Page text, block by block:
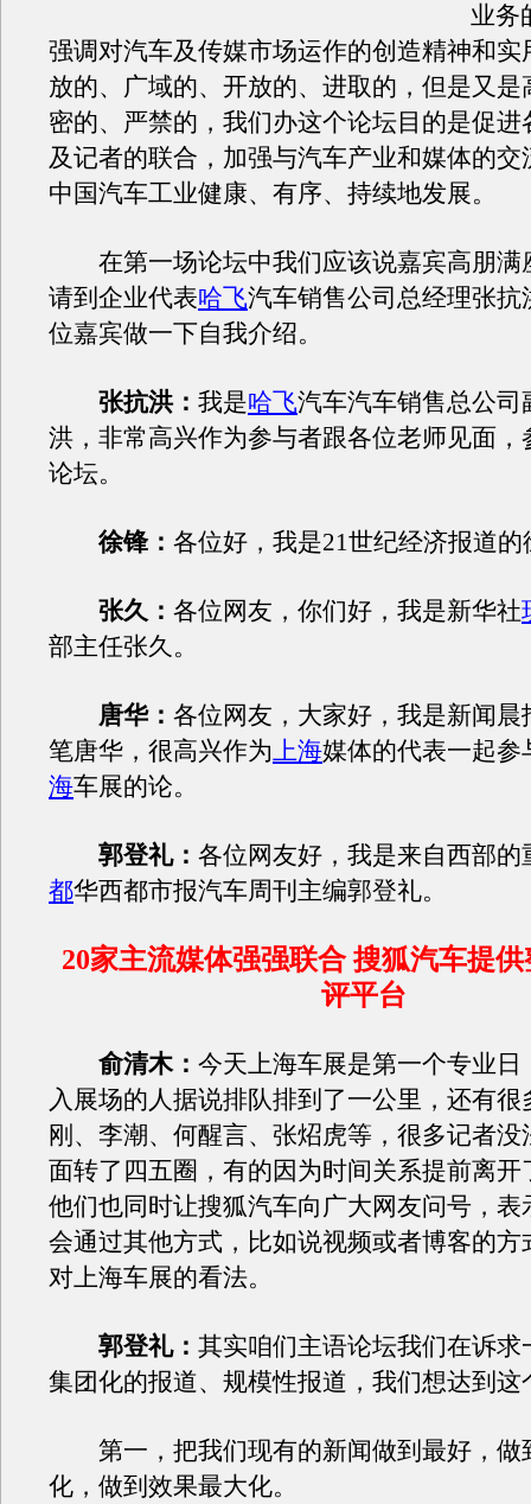
业务
强调对汽车及传媒市场运作的创造精神和实
放的、广域的、开放的、进取的，但是又是
密的、严禁的，我们办这个论坛目的是促进
及记者的联合，加强与汽车产业和媒体的交
中国汽车工业健康、有序、持续地发展。
在第一场论坛中我们应该说嘉宾高朋满
请到企业代表哈飞汽车销售公司总经理张抗
位嘉宾做一下自我介绍。
张抗洪： 我是哈飞汽车汽车销售总公司
洪，非常高兴作为参与者跟各位老师见面，
论坛。
徐锋： 各位好，我是21世纪经济报道的
张久： 各位网友，你们好，我是新华社
部主任张久。
唐华： 各位网友，大家好，我是新闻晨
笔唐华，很高兴作为上海媒体的代表一起参
海车展的论。
郭登礼： 各位网友好，我是来自西部的
都华西都市报汽车周刊主编郭登礼。
20家主流媒体强强联合 搜狐汽车提
评平台
俞清木： 今天上海车展是第一个专业日
入展场的人据说排队排到了一公里，还有很
刚、李潮、何醒言、张炤虎等，很多记者没
面转了四五圈，有的因为时间关系提前离开
他们也同时让搜狐汽车向广大网友问号，表
会通过其他方式，比如说视频或者博客的方
对上海车展的看法。
郭登礼： 其实咱们主语论坛我们在诉求
集团化的报道、规模性报道，我们想达到这
第一，把我们现有的新闻做到最好，做
化，做到效果最大化。